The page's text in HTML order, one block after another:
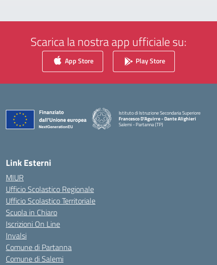
Scarica la nostra app ufficiale su:
App Store Play Store
Istituto di Istruzione Secondaria Superiore
Francesco D'Aguirre - Dante Alighieri
Salemi - Partanna (TP)
Link Esterni
MIUR
Ufficio Scolastico Regionale
Ufficio Scolastico Territoriale
Scuola in Chiaro
Iscrizioni On Line
Invalsi
Comune di Partanna
Comune di Salemi